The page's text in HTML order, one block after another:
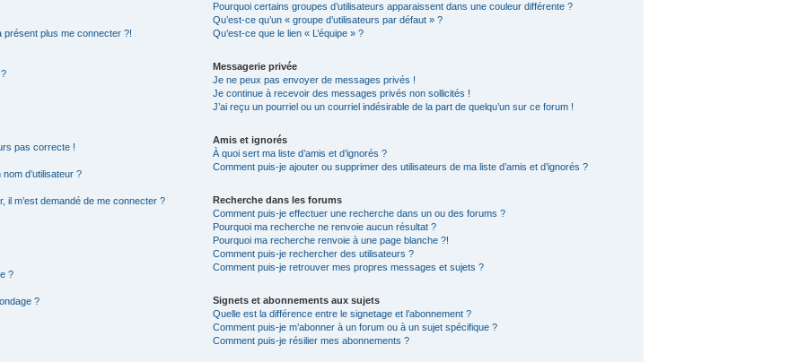
présent plus me connecter ?!
pas correcte !
d’utilisateur ?
il m’est demandé de me connecter ?
?
?
Pourquoi certains groupes d’utilisateurs apparaissent dans une couleur différente ?
Qu’est-ce qu’un « groupe d’utilisateurs par défaut » ?
Qu’est-ce que le lien « L’équipe » ?
Messagerie privée
Je ne peux pas envoyer de messages privés !
Je continue à recevoir des messages privés non sollicités !
J’ai reçu un pourriel ou un courriel indésirable de la part de quelqu’un sur ce forum !
Amis et ignorés
À quoi sert ma liste d’amis et d’ignorés ?
Comment puis-je ajouter ou supprimer des utilisateurs de ma liste d’amis et d’ignorés ?
Recherche dans les forums
Comment puis-je effectuer une recherche dans un ou des forums ?
Pourquoi ma recherche ne renvoie aucun résultat ?
Pourquoi ma recherche renvoie à une page blanche ?!
Comment puis-je rechercher des utilisateurs ?
Comment puis-je retrouver mes propres messages et sujets ?
Signets et abonnements aux sujets
Quelle est la différence entre le signetage et l’abonnement ?
Comment puis-je m’abonner à un forum ou à un sujet spécifique ?
Comment puis-je résilier mes abonnements ?